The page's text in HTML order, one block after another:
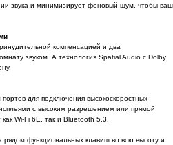
звука и минимизирует фоновый шум, чтобы ваш
компенсацией и два
звуком. А технология Spatial Audio с Dolby
для подключения высокоскоростных
с высоким разрешением или прямой
Wi-Fi 6E, так и Bluetooth 5.3.
функциональных клавиш во всю высоту и